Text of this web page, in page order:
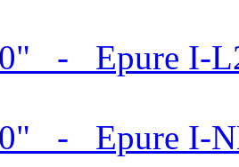
- Epure I-
- Epure I-